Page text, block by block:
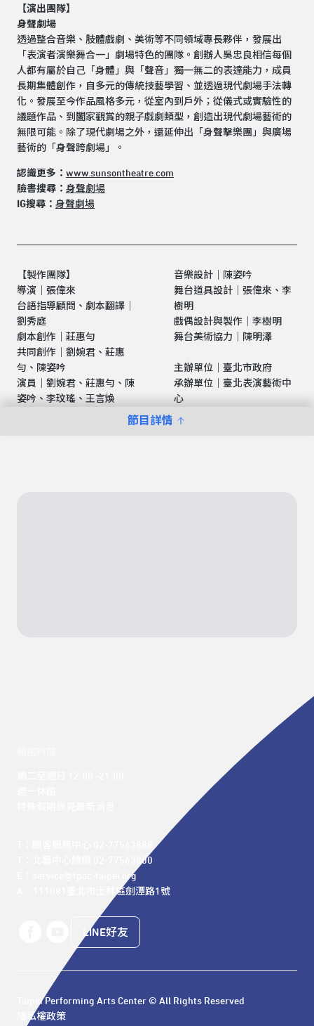
節目詳情
【演出團隊】
身聲劇場
透過整合音樂、肢體戲劇、美術等不同領域專長夥伴，發展出
「表演者演樂舞合一」劇場特色的團隊。創辦人吳忠良相信每個
人都有屬於自己「身體」與「聲音」獨一無二的表達能力，成員
長期集體創作，自多元的傳統技藝學習、並透過現代劇場手法轉
化。發展至今作品風格多元，從室內到戶外；從儀式或實驗性的
議題作品、到闔家觀賞的親子戲劇類型，創造出現代劇場藝術的
無限可能。除了現代劇場之外，還延伸出「身聲擊樂團」與廣場
藝術的「身聲跨劇場」。
認識更多： www.sunsontheatre.com
臉書搜尋： 身聲劇場
IG搜尋： 身聲劇場
【製作團隊】
導演｜張偉來
台語指導顧問、劇本翻譯｜
劉秀庭
劇本創作｜莊惠勻
共同創作｜劉婉君、莊惠
勻、陳姿吟
演員｜劉婉君、莊惠勻、陳
姿吟、李玟瑤、王言煥
音樂設計｜陳姿吟
舞台道具設計｜張偉來、李
樹明
戲偶設計與製作｜李樹明
舞台美術協力｜陳明澤
主辦單位｜臺北市政府
承辦單位｜臺北表演藝術中
心
T：北藝中心總機 02-77563800
E：service@tpac-taipei.org
A：111081臺北市士林區劍潭路1號
LINE好友
Taipei Performing Arts Center © All Rights Reserved
隱私權政策